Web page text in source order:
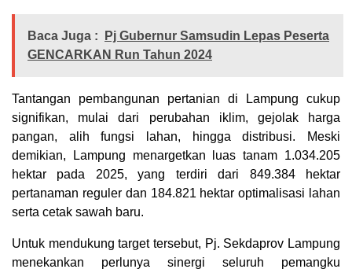
Baca Juga :
Pj Gubernur Samsudin Lepas Peserta
GENCARKAN Run Tahun 2024
Tantangan pembangunan pertanian di Lampung cukup
signifikan, mulai dari perubahan iklim, gejolak harga
pangan, alih fungsi lahan, hingga distribusi. Meski
demikian, Lampung menargetkan luas tanam 1.034.205
hektar pada 2025, yang terdiri dari 849.384 hektar
pertanaman reguler dan 184.821 hektar optimalisasi lahan
serta cetak sawah baru.
Untuk mendukung target tersebut, Pj. Sekdaprov Lampung
menekankan perlunya sinergi seluruh pemangku